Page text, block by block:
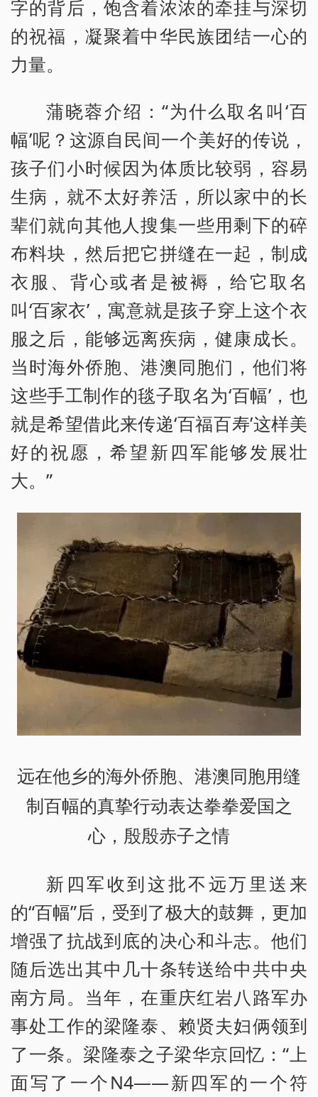
字的背后，饱含着浓浓的牵挂与深切
的祝福，凝聚着中华民族团结一心的
力量。
蒲晓蓉介绍：“为什么取名叫‘百
幅’呢？这源自民间一个美好的传说，
孩子们小时候因为体质比较弱，容易
生病，就不太好养活，所以家中的长
辈们就向其他人搜集一些用剩下的碎
布料块，然后把它拼缝在一起，制成
衣服、背心或者是被褥，给它取名
叫‘百家衣’，寓意就是孩子穿上这个衣
服之后，能够远离疾病，健康成长。
当时海外侨胞、港澳同胞们，他们将
这些手工制作的毯子取名为‘百幅’，也
就是希望借此来传递‘百福百寿’这样美
好的祝愿，希望新四军能够发展壮
大。”
远在他乡的海外侨胞、港澳同胞用缝
制百幅的真挚行动表达拳拳爱国之
心，殷殷赤子之情
新四军收到这批不远万里送来
的“百幅”后，受到了极大的鼓舞，更加
增强了抗战到底的决心和斗志。他们
随后选出其中几十条转送给中共中央
南方局。当年，在重庆红岩八路军办
事处工作的梁隆泰、赖贤夫妇俩领到
了一条。梁隆泰之子梁华京回忆：“上
面写了一个N4——新四军的一个符